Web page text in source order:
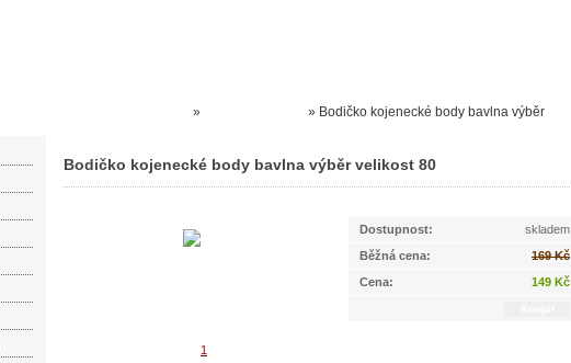
» » Bodičko kojenecké body bavlna výběr
velikost 80
Bodičko kojenecké body bavlna výběr velikost 80
Dostupnost:
skladem
Běžná cena:
169 Kč
Cena:
149 Kč